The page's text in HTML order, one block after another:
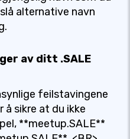
alternative navn
av ditt .SALE
feilstavingene
sikre at du ikke
**meetup.SALE**